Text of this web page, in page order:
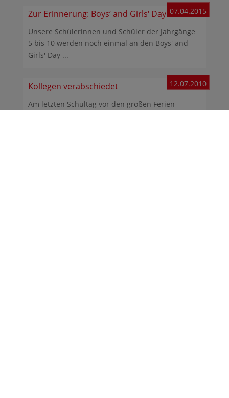
Zur Erinnerung: Boys‘ and Girls‘ Day 07.04.2015
Unsere Schülerinnen und Schüler der Jahrgänge
5 bis 10 werden noch einmal an den Boys' and
Girls' Day ...
Kollegen verabschiedet 12.07.2010
Am letzten Schultag vor den großen Ferien